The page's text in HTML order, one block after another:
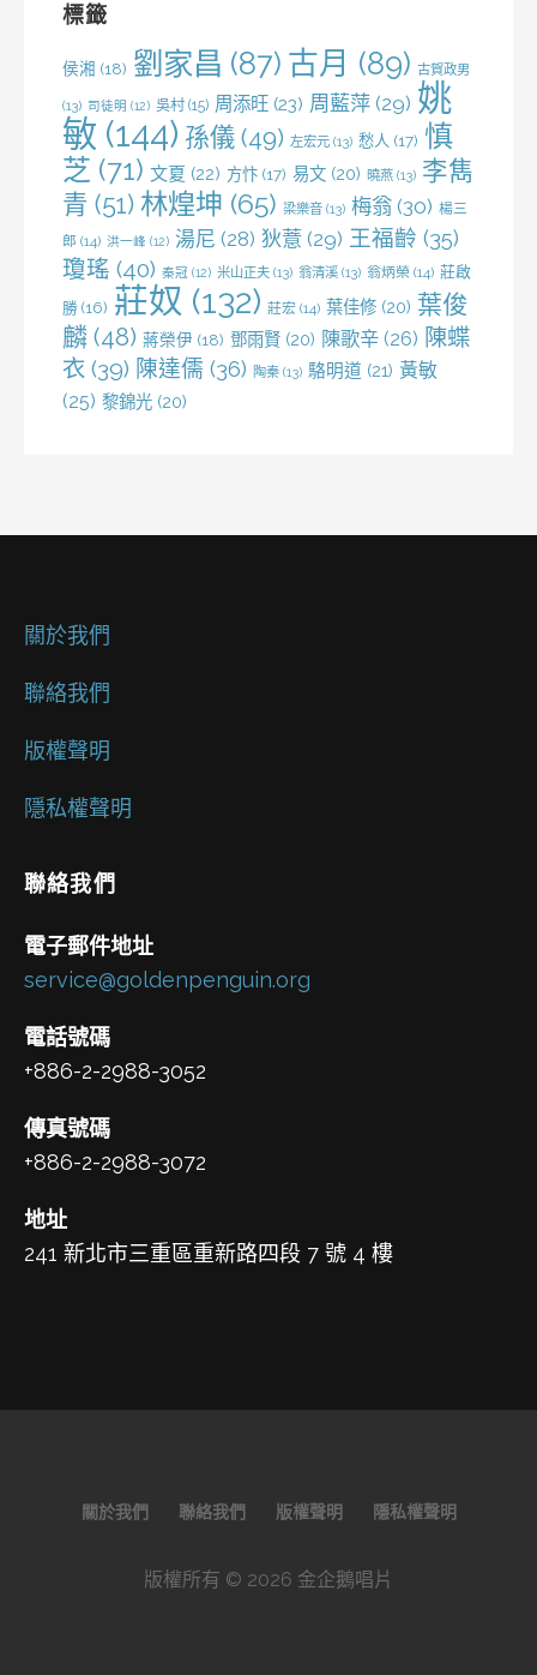
標籤
侯湘 (18) 劉家昌 (87) 古月 (89) 古賀政男
(13) 司徒明 (12) 吳村 (15) 周添旺 (23) 周藍萍 (29) 姚
敏 (144) 孫儀 (49) 左宏元 (13) 愁人 (17) 慎
芝 (71) 文夏 (22) 方忭 (17) 易文 (20) 曉燕 (13) 李雋
青 (51) 林煌坤 (65) 梁樂音 (13) 梅翁 (30) 楊三
郎 (14) 洪一峰 (12) 湯尼 (28) 狄薏 (29) 王福齡 (35)
瓊瑤 (40) 秦冠 (12) 米山正夫 (13) 翁清溪 (13) 翁炳榮 (14) 莊啟
勝 (16) 莊奴 (132) 莊宏 (14) 葉佳修 (20) 葉俊
麟 (48) 蔣榮伊 (18) 鄧雨賢 (20) 陳歌辛 (26) 陳蝶
衣 (39) 陳達儒 (36) 陶秦 (13) 駱明道 (21) 黃敏
(25) 黎錦光 (20)
關於我們
聯絡我們
版權聲明
隱私權聲明
聯絡我們
電子郵件地址
service@goldenpenguin.org
電話號碼
+886-2-2988-3052
傳真號碼
+886-2-2988-3072
地址
241 新北市三重區重新路四段 7 號 4 樓
關於我們 聯絡我們 版權聲明 隱私權聲明
版權所有 © 2026 金企鵝唱片